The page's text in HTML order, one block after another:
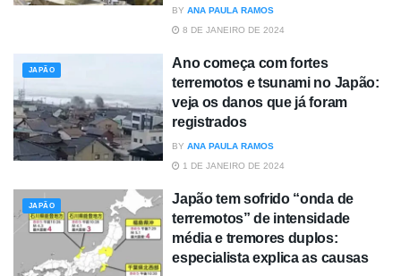
BY ANA PAULA RAMOS
8 DE JANEIRO DE 2024
JAPÃO
Ano começa com fortes
terremotos e tsunami no Japão:
veja os danos que já foram
registrados
BY ANA PAULA RAMOS
1 DE JANEIRO DE 2024
JAPÃO
Japão tem sofrido “onda de
terremotos” de intensidade
média e tremores duplos:
especialista explica as causas